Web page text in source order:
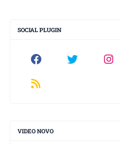
SOCIAL PLUGIN
VIDEO NOVO